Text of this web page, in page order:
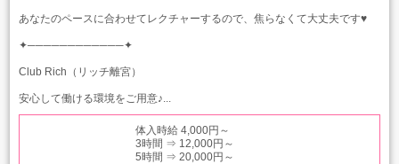
あなたのペースに合わせてレクチャーするので、焦らなくて大丈夫です♥
✦────────────✦
Club Rich（リッチ離宮）
安心して働ける環境をご用意♪...
体入時給 4,000円～
3時間 ⇒ 12,000円～
5時間 ⇒ 20,000円～